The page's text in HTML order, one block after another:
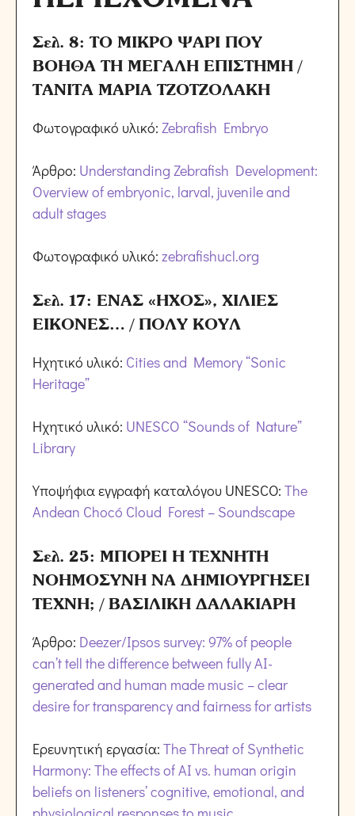
Σελ. 8: ΤΟ ΜΙΚΡΟ ΨΑΡΙ ΠΟΥ
ΒΟΗΘΑ ΤΗ ΜΕΓΑΛΗ ΕΠΙΣΤΗΜΗ /
ΤΑΝΙΤΑ ΜΑΡΙΑ ΤΖΟΤΖΟΛΑΚΗ
Φωτογραφικό υλικό:Zebrafish Embryo
Άρθρο: Understanding Zebrafish Development:
Overview of embryonic, larval, juvenile and
adult stages
Φωτογραφικό υλικό:zebrafishucl.org
Σελ. 17: ΕΝΑΣ «ΗΧΟΣ», ΧΙΛΙΕΣ
ΕΙΚΟΝΕΣ… / ΠΟΛΥ ΚΟΥΛ
Ηχητικό υλικό: Cities and Memory “Sonic
Heritage”
Ηχητικό υλικό: UNESCO “Sounds of Nature”
Library
Υποψήφια εγγραφή καταλόγου UNESCO:The
Andean Chocó Cloud Forest – Soundscape
Σελ. 25: ΜΠΟΡΕΙ Η ΤΕΧΝΗΤΗ
ΝΟΗΜΟΣΥΝΗ ΝΑ ΔΗΜΙΟΥΡΓΗΣΕΙ
ΤΕΧΝΗ; / ΒΑΣΙΛΙΚΗ ΔΑΛΑΚΙΑΡΗ
Άρθρο: Deezer/Ipsos survey: 97% of people
can’t tell the difference between fully AI-
generated and human made music – clear
desire for transparency and fairness for artists
Ερευνητική εργασία:The Threat of Synthetic
Harmony: The effects of AI vs. human origin
beliefs on listeners’ cognitive, emotional, and